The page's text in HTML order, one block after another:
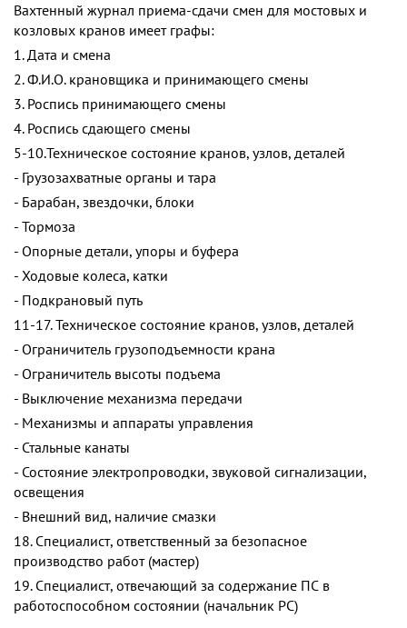
Вахтенный журнал приема-сдачи смен для мостовых и
козловых кранов имеет графы:
1. Дата и смена
2. Ф.И.О. крановщика и принимающего смены
3. Роспись принимающего смены
4. Роспись сдающего смены
5-10.Техническое состояние кранов, узлов, деталей
- Грузозахватные органы и тара
- Барабан, звездочки, блоки
- Тормоза
- Опорные детали, упоры и буфера
- Ходовые колеса, катки
- Подкрановый путь
11-17. Техническое состояние кранов, узлов, деталей
- Ограничитель грузоподъемности крана
- Ограничитель высоты подъема
- Выключение механизма передачи
- Механизмы и аппараты управления
- Стальные канаты
- Состояние электропроводки, звуковой сигнализации,
освещения
- Внешний вид, наличие смазки
18. Специалист, ответственный за безопасное
производство работ (мастер)
19. Специалист, отвечающий за содержание ПС в
работоспособном состоянии (начальник PC)